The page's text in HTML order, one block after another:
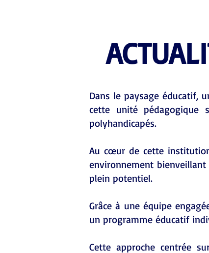
Dans le paysage éducatif,
cette unité pédagogique
polyhandicapés.
Au cœur de cette
environnement
plein potentiel.
Grâce à une équipe
un programme éducatif
Cette approche centrée